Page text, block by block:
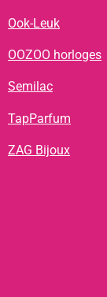
Ook-Leuk
OOZOO horloges
Semilac
TapParfum
ZAG Bijoux